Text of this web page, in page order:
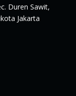
Duren Sawit,
Jakarta